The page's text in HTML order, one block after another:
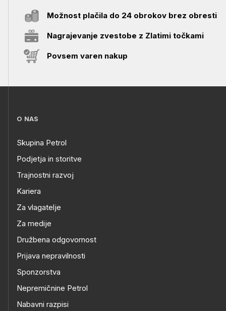
Možnost plačila do 24 obrokov brez obresti
Nagrajevanje zvestobe z Zlatimi točkami
Povsem varen nakup
O NAS
Skupina Petrol
Podjetja in storitve
Trajnostni razvoj
Kariera
Za vlagatelje
Za medije
Družbena odgovornost
Prijava nepravilnosti
Sponzorstva
Nepremičnine Petrol
Nabavni razpisi